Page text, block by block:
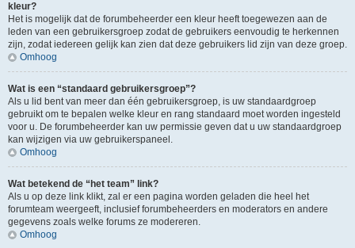
kleur?
Het is mogelijk dat de forumbeheerder een kleur heeft toegewezen aan de
leden van een gebruikersgroep zodat de gebruikers eenvoudig te herkennen
zijn, zodat iedereen gelijk kan zien dat deze gebruikers lid zijn van deze groep.
Omhoog
Wat is een “standaard gebruikersgroep”?
Als u lid bent van meer dan één gebruikersgroep, is uw standaardgroep
gebruikt om te bepalen welke kleur en rang standaard moet worden ingesteld
voor u. De forumbeheerder kan uw permissie geven dat u uw standaardgroep
kan wijzigen via uw gebruikerspaneel.
Omhoog
Wat betekend de “het team” link?
Als u op deze link klikt, zal er een pagina worden geladen die heel het
forumteam weergeeft, inclusief forumbeheerders en moderators en andere
gegevens zoals welke forums ze modereren.
Omhoog